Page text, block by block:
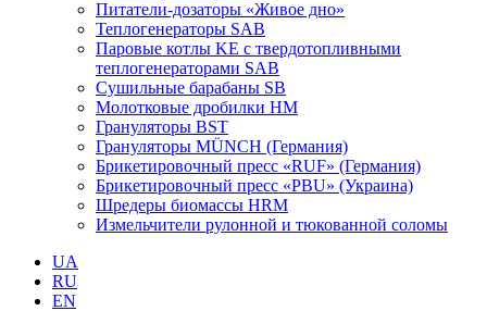
Питатели-дозаторы «Живое дно»
Теплогенераторы SAB
Паровые котлы KE с твердотопливными
теплогенераторами SAB
Сушильные барабаны SB
Молотковые дробилки HM
Грануляторы BST
Грануляторы MÜNCH (Германия)
Брикетировочный пресс «RUF» (Германия)
Брикетировочный пресс «PBU» (Украина)
Шредеры биомассы HRM
Измельчители рулонной и тюкованной соломы
UA
RU
EN